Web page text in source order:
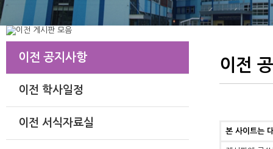
이전 공지사항
이전 학사일정
이전 서식자료실
이전
본 사이트는